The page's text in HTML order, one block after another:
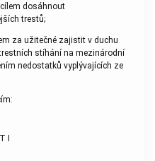
dosáhnout
trestů;
za užitečné zajistit v duchu
stíhání na mezinárodní
nedostatků vyplývajících ze
I